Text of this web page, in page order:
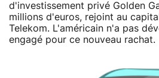
d'investissement privé Golden
millions d'euros, rejoint au
Telekom. L'américain n'a pas
engagé pour ce nouveau rachat.